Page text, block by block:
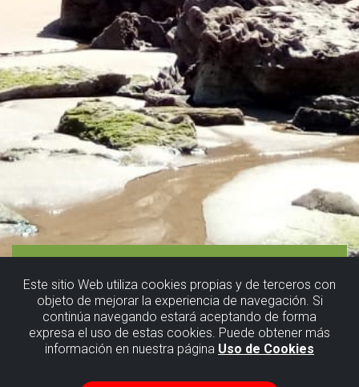
Este sitio Web utiliza cookies propias y de terceros con
objeto de mejorar la experiencia de navegación. Si
continúa navegando estará aceptando de forma
expresa el uso de estas cookies. Puede obtener más
información en nuestra página Uso de Cookies